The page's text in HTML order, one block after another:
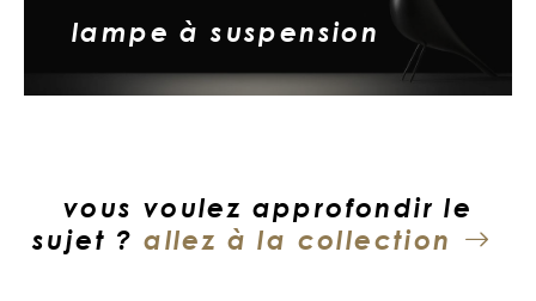
lampe à suspension
vous voulez approfondir le
sujet ?allez à la collection